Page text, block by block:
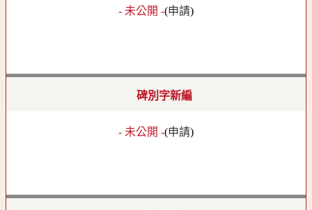
- 未公開 -(申請)
碑別字新編
- 未公開 -(申請)